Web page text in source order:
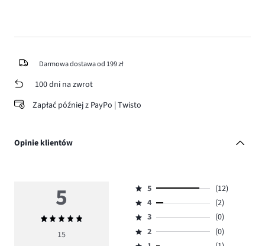
Darmowa dostawa od 199 zł
100 dni na zwrot
Zapłać później z PayPo | Twisto
Opinie klientów
5
Średnia
ocena
15
Ocena
5,
ilość
głosów
12.
5
(12)
Ocena
4,
ilość
głosów
4
(2)
Ocena
3,
3
(0)
Ocena
2
(0)